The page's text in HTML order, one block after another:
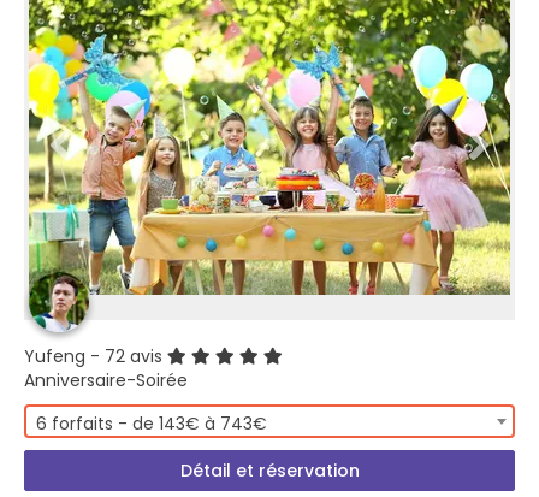
Yufeng - 72 avis
Anniversaire-Soirée
6 forfaits - de 143€ à 743€
Détail et réservation